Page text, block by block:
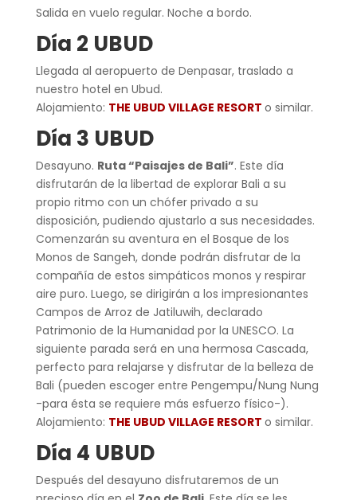
Salida en vuelo regular. Noche a bordo.
Día 2 UBUD
Llegada al aeropuerto de Denpasar, traslado a
nuestro hotel en Ubud.
Alojamiento: THE UBUD VILLAGE RESORT o similar.
Día 3 UBUD
Desayuno. Ruta “Paisajes de Bali”. Este día
disfrutarán de la libertad de explorar Bali a su
propio ritmo con un chófer privado a su
disposición, pudiendo ajustarlo a sus necesidades.
Comenzarán su aventura en el Bosque de los
Monos de Sangeh, donde podrán disfrutar de la
compañía de estos simpáticos monos y respirar
aire puro. Luego, se dirigirán a los impresionantes
Campos de Arroz de Jatiluwih, declarado
Patrimonio de la Humanidad por la UNESCO. La
siguiente parada será en una hermosa Cascada,
perfecto para relajarse y disfrutar de la belleza de
Bali (pueden escoger entre Pengempu/Nung Nung
-para ésta se requiere más esfuerzo físico-).
Alojamiento: THE UBUD VILLAGE RESORT o similar.
Día 4 UBUD
Después del desayuno disfrutaremos de un